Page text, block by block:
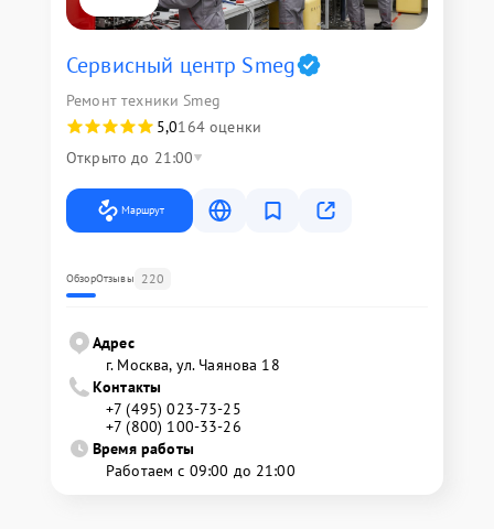
Сервисный центр Smeg
Ремонт техники Smeg
5,0164 оценки
Открыто до 21:00
Маршрут
ОбзорОтзывы 220
Адрес
г. Москва, ул. Чаянова 18
Контакты
+7 (495) 023-73-25
+7 (800) 100-33-26
Время работы
Работаем с 09:00 до 21:00